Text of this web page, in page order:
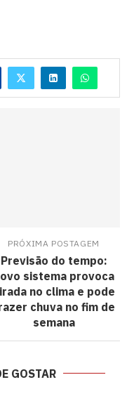
PRÓXIMA POSTAGEM
Previsão do tempo:
sistema provoca
no clima e pode
chuva no fim de
semana
GOSTAR